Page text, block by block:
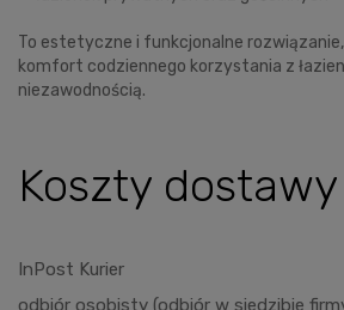
To estetyczne i funkcjonalne
komfort codziennego korzystania z
niezawodnością.
Koszty dostawy
InPost Kurier
odbiór osobisty (odbiór w siedzibie